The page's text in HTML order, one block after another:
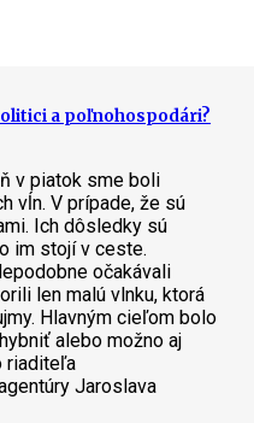
a poľnohospodári?
v piatok sme boli
vĺn. V prípade, že sú
Ich dôsledky sú
im stojí v ceste.
očakávali
len malú vlnku, ktorá
Hlavným cieľom bolo
alebo možno aj
riaditeľa
Jaroslava